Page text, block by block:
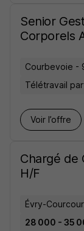
Senior
Corporels
Courbevoie -
Télétravail
Voir l’offre
Chargé de
H/F
Évry-
28 000 - 35